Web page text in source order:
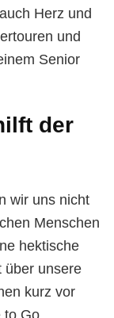
Herz und
und
Senior
der
wir uns nicht
Menschen
hektische
über unsere
kurz vor